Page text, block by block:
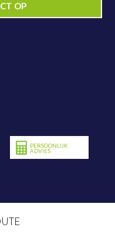
OP
PERSOONLIJK
ADVIES